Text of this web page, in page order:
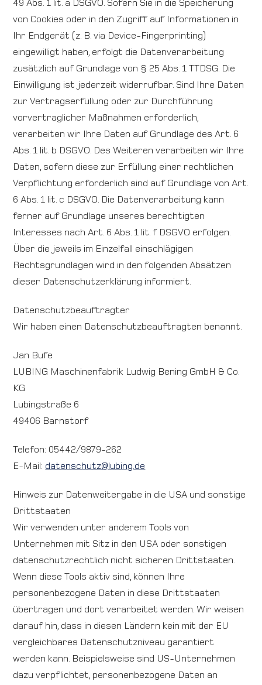
49 Abs. 1 lit. a DSGVO. Sofern Sie in die Speicherung
von Cookies oder in den Zugriff auf Informationen in
Ihr Endgerät (z. B. via Device-Fingerprinting)
eingewilligt haben, erfolgt die Datenverarbeitung
zusätzlich auf Grundlage von § 25 Abs. 1 TTDSG. Die
Einwilligung ist jederzeit widerrufbar. Sind Ihre Daten
zur Vertragserfüllung oder zur Durchführung
vorvertraglicher Maßnahmen erforderlich,
verarbeiten wir Ihre Daten auf Grundlage des Art. 6
Abs. 1 lit. b DSGVO. Des Weiteren verarbeiten wir Ihre
Daten, sofern diese zur Erfüllung einer rechtlichen
Verpflichtung erforderlich sind auf Grundlage von Art.
6 Abs. 1 lit. c DSGVO. Die Datenverarbeitung kann
ferner auf Grundlage unseres berechtigten
Interesses nach Art. 6 Abs. 1 lit. f DSGVO erfolgen.
Über die jeweils im Einzelfall einschlägigen
Rechtsgrundlagen wird in den folgenden Absätzen
dieser Datenschutzerklärung informiert.
Datenschutz­beauftragter
Wir haben einen Datenschutzbeauftragten benannt.
Jan Bufe
LUBING Maschinenfabrik Ludwig Bening GmbH & Co.
KG
Lubingstraße 6
49406 Barnstorf
Telefon: 05442/9879-262
E-Mail: datenschutz@lubing.de
Hinweis zur Datenweitergabe in die USA und sonstige
Drittstaaten
Wir verwenden unter anderem Tools von
Unternehmen mit Sitz in den USA oder sonstigen
datenschutzrechtlich nicht sicheren Drittstaaten.
Wenn diese Tools aktiv sind, können Ihre
personenbezogene Daten in diese Drittstaaten
übertragen und dort verarbeitet werden. Wir weisen
darauf hin, dass in diesen Ländern kein mit der EU
vergleichbares Datenschutzniveau garantiert
werden kann. Beispielsweise sind US-Unternehmen
dazu verpflichtet, personenbezogene Daten an